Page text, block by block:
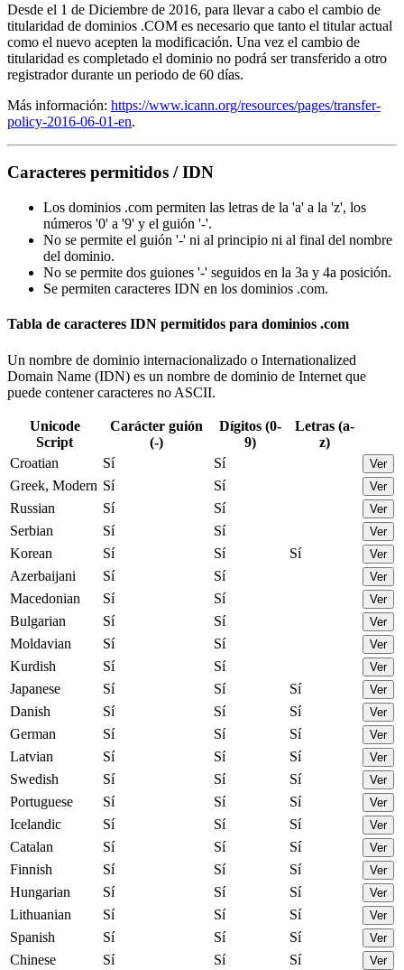
Desde el 1 de Diciembre de 2016, para llevar a cabo el cambio de
titularidad de dominios .COM es necesario que tanto el titular actual
como el nuevo acepten la modificación. Una vez el cambio de
titularidad es completado el dominio no podrá ser transferido a otro
registrador durante un periodo de 60 días.
Más información: https://www.icann.org/resources/pages/transfer-
policy-2016-06-01-en.
Caracteres permitidos / IDN
Los dominios .com permiten las letras de la 'a' a la 'z', los
números '0' a '9' y el guión '-'.
No se permite el guión '-' ni al principio ni al final del nombre
del dominio.
No se permite dos guiones '-' seguidos en la 3a y 4a posición.
Se permiten caracteres IDN en los dominios .com.
Tabla de caracteres IDN permitidos para dominios .com
Un nombre de dominio internacionalizado o Internationalized
Domain Name (IDN) es un nombre de dominio de Internet que
puede contener caracteres no ASCII.
Unicode
Script
Carácter guión
(-)
Dígitos (0-
9)
Letras (a-
z)
Croatian
Sí Sí Ver
Greek, Modern Sí Sí Ver
Russian Sí Sí Ver
Serbian Sí Sí Ver
Korean Sí Sí Sí Ver
Azerbaijani Sí Sí Ver
Macedonian Sí Sí Ver
Bulgarian Sí Sí Ver
Moldavian Sí Sí Ver
Kurdish Sí Sí Ver
Japanese Sí Sí Sí Ver
Danish Sí Sí Sí Ver
German Sí Sí Sí Ver
Latvian Sí Sí Sí Ver
Swedish Sí Sí Sí Ver
Portuguese Sí Sí Sí Ver
Icelandic Sí Sí Sí Ver
Catalan Sí Sí Sí Ver
Finnish Sí Sí Sí Ver
Hungarian Sí Sí Sí Ver
Lithuanian Sí Sí Sí Ver
Spanish Sí Sí Sí Ver
Chinese Sí Sí Sí Ver